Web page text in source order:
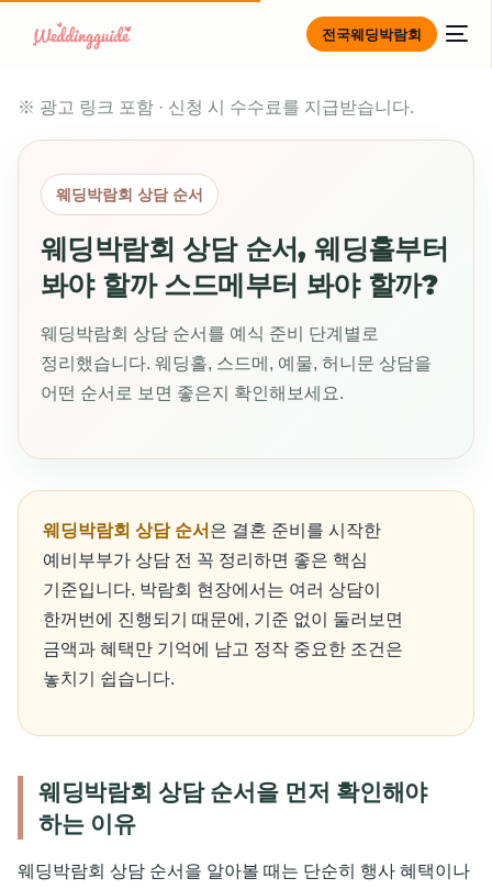
전국웨딩박람회
※ 광고 링크 포함 · 신청 시 수수료를 지급받습니다.
웨딩박람회 상담 순서
웨딩박람회 상담 순서, 웨딩홀부터
봐야 할까 스드메부터 봐야 할까?
웨딩박람회 상담 순서를 예식 준비 단계별로
정리했습니다. 웨딩홀, 스드메, 예물, 허니문 상담을
어떤 순서로 보면 좋은지 확인해보세요.
웨딩박람회 상담 순서 은 결혼 준비를 시작한
예비부부가 상담 전 꼭 정리하면 좋은 핵심
기준입니다. 박람회 현장에서는 여러 상담이
한꺼번에 진행되기 때문에, 기준 없이 둘러보면
금액과 혜택만 기억에 남고 정작 중요한 조건은
놓치기 쉽습니다.
웨딩박람회 상담 순서을 먼저 확인해야
하는 이유
웨딩박람회 상담 순서을 알아볼 때는 단순히 행사 혜택이나